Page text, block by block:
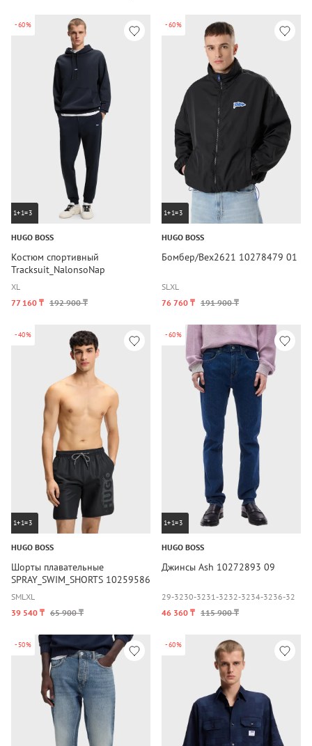
-60%
1+1=3
HUGO BOSS
Костюм спортивный
Tracksuit_NalonsoNap
10249110 01
XL
77 160 ₸ 192 900 ₸
-60%
1+1=3
HUGO BOSS
Бомбер/Bex2621 10278479 01
SLXL
76 760 ₸ 191 900 ₸
-40%
1+1=3
HUGO BOSS
Шорты плавательные
SPRAY_SWIM_SHORTS 10259586
01
SMLXL
39 540 ₸ 65 900 ₸
-60%
1+1=3
HUGO BOSS
Джинсы Ash 10272893 09
29-3230-3231-3232-3234-3236-32
46 360 ₸ 115 900 ₸
-50% -60%